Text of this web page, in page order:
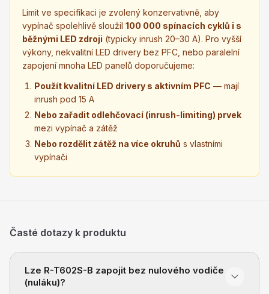
Limit ve specifikaci je zvolený konzervativně, aby
vypínač spolehlivě sloužil 100 000 spínacích cyklů i s
běžnými LED zdroji (typicky inrush 20–30 A). Pro vyšší
výkony, nekvalitní LED drivery bez PFC, nebo paralelní
zapojení mnoha LED panelů doporučujeme:
Použít kvalitní LED drivery s aktivním PFC — mají
inrush pod 15 A
Nebo zařadit odlehčovací (inrush-limiting) prvek
mezi vypínač a zátěž
Nebo rozdělit zátěž na více okruhů s vlastními
vypínači
Časté dotazy k produktu
Lze R-T602S-B zapojit bez nulového vodiče
(nuláku)?